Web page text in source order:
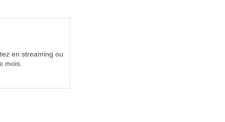
en streaming ou
mois.